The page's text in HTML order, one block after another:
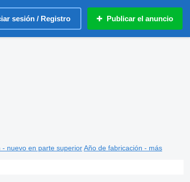
sesión / Registro Publicar el anuncio
- nuevo en parte superior Año de fabricación - más